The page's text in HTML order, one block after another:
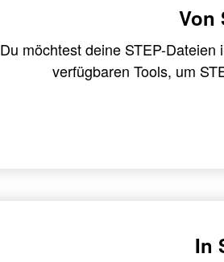
Von
Du möchtest deine STEP-
verfügbaren Tools, um
In